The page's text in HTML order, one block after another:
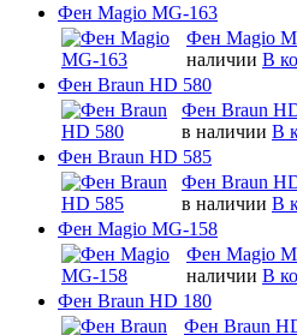
Фен Magio MG-163
Фен Magio
наличии В
Фен Braun HD 580
Фен Braun
в наличии В
Фен Braun HD 585
Фен Braun
в наличии В
Фен Magio MG-158
Фен Magio
наличии В
Фен Braun HD 180
Фен Braun